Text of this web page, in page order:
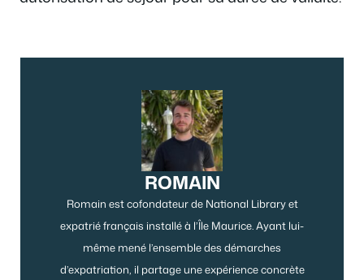
ROMAIN
Romain est cofondateur de National Library et
expatrié français installé à l’Île Maurice. Ayant lui-
même mené l’ensemble des démarches
d’expatriation, il partage une expérience concrète